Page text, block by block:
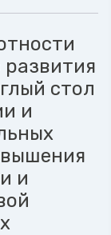
развития
стол
и
и